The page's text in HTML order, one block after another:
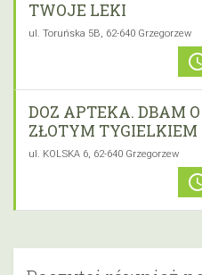
TWOJE LEKI
ul. Toruńska 5B, 62-640 Grzegorzew
DOZ APTEKA. DBAM
ZŁOTYM TYGIELKIEM
ul. KOLSKA 6, 62-640 Grzegorzew